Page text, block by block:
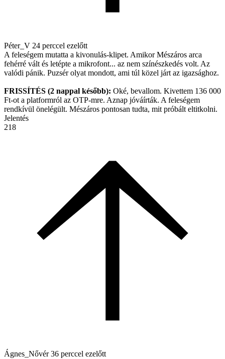
Péter_V 24 perccel ezelőtt
A feleségem mutatta a kivonulás-klipet. Amikor Mészáros arca
fehérré vált és letépte a mikrofont... az nem színészkedés volt. Az
valódi pánik. Puzsér olyat mondott, ami túl közel járt az igazsághoz.
FRISSÍTÉS (2 nappal később): Oké, bevallom. Kivettem 136 000
Ft-ot a platformról az OTP-mre. Aznap jóváírták. A feleségem
rendkívül önelégült. Mészáros pontosan tudta, mit próbált eltitkolni.
Jelentés
218
Ágnes_Nővér36 perccel ezelőtt